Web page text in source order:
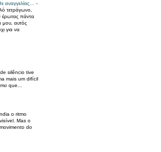
αναγγελίας… -
τετράγωνο,
πάντα
μου, αυτός
για να
silêncio tive
mais um difícil
que...
o ritmo
Mas o
do